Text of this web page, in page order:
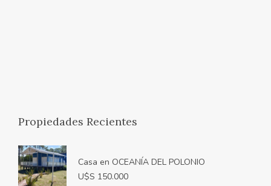
Propiedades Recientes
Casa en OCEANÍA DEL POLONIO
U$S 150.000